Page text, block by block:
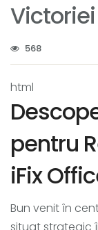
Victoriei
568
html
pentru
iFix
Bun venit în
situat strategic